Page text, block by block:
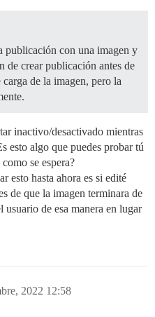
publicación con una imagen y
de crear publicación antes de
de la imagen, pero la
inactivo/desactivado mientras
esto algo que puedes probar tú
se espera?
esto hasta ahora es si edité
de que la imagen terminara de
usuario de esa manera en lugar
2022 12:58